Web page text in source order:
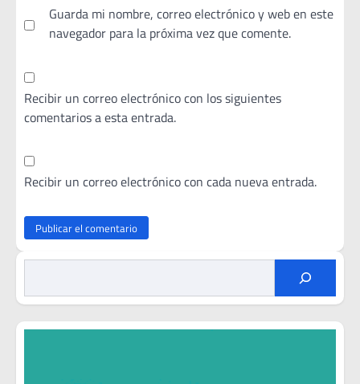
Guarda mi nombre, correo electrónico y web en este
navegador para la próxima vez que comente.
Recibir un correo electrónico con los siguientes
comentarios a esta entrada.
Recibir un correo electrónico con cada nueva entrada.